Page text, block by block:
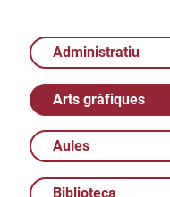
Administratiu
Arts gràfiques
Aules
Biblioteca